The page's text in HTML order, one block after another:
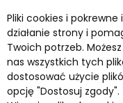
Pliki cookies i
działanie strony i
Twoich potrzeb.
nas wszystkich tych
dostosować użycie
opcję "Dostosuj zgody".